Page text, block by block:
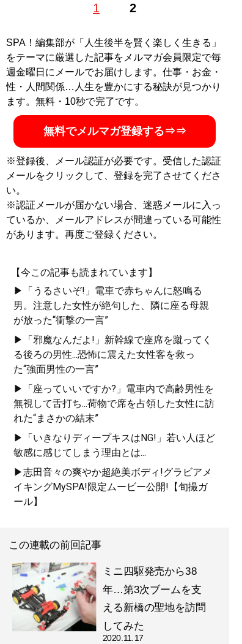
1 2
ライフ』にてガジェットや分解記事を執筆。買ったら使
記事一覧へ
SPA！編集部が「人生後半を賢く楽しく生きる」
をテーマに厳選した記事をメルマガ会員限定で毎
週金曜日にメールでお届けします。仕事・お金・
性・人間関係…人生を豊かにする秘訣が見つかり
ます。無料・10秒で完了です。
無料でメルマガ登録する⇒⇒
※登録後、メール認証が必要です。受信した認証
メールをクリックして、登録を完了させてくださ
い。
※認証メールが届かない場合、迷惑メールに入っ
ているか、メールアドレスが間違っている可能性
があります。再度ご登録ください。
【今この記事も読まれています】
▶「うるさいぞ!」電車で赤ちゃんに怒鳴る
男。注意した女性が絶句した、隣に座る母親
が放った“衝撃の一言”
▶「邪魔なんだよ!」新幹線で座席を蹴ってく
る後ろの男性...恐怖に震えた女性客を救っ
た“強面男性の一言”
▶「座っていいですか?」電車内で高齢男性を
無視して舌打ち...荷物で席を占領した女性に訪
れた“まさかの結末”
▶「いきなりディープキスはNG!」若い人ほど
敏感に感じてしまう理由とは...
▶志田音々の爽やか超絶美ボディ!グラビアメ
イキングMySPA!限定ムービー公開!【旬撮ガ
ール】
この連載の前回記事
ミニ四駆発売から38
年…第3次ブームを支
える新橋の聖地を訪問
してみた
2020.11.17